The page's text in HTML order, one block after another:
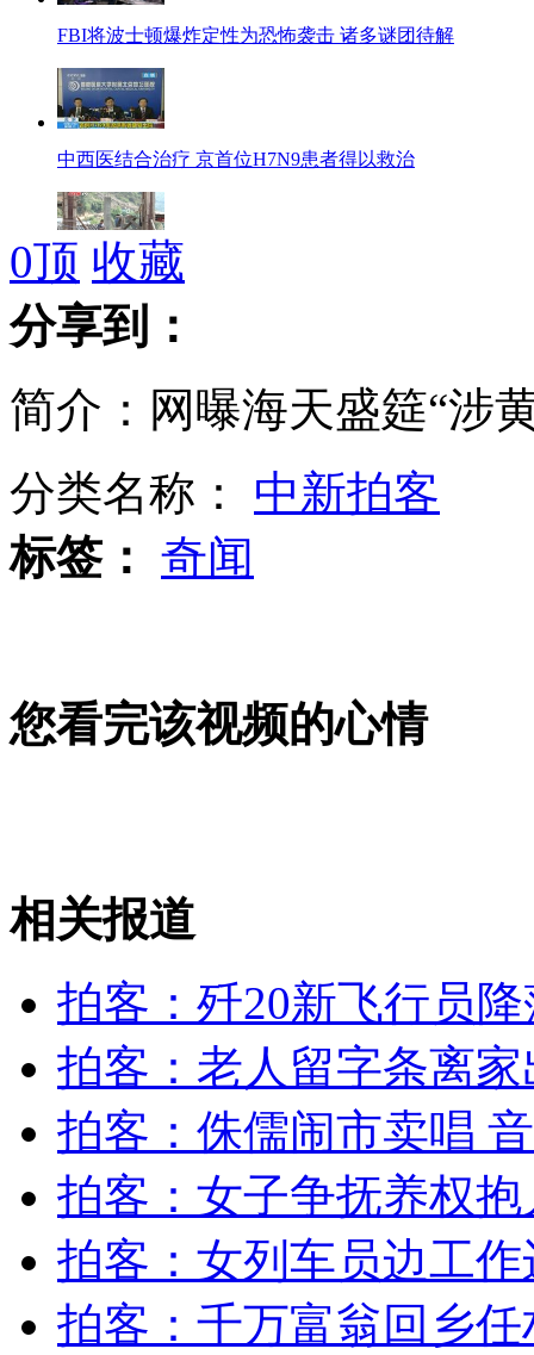
FBI将波士顿爆炸定性为恐怖袭击 诸多谜团待解
中西医结合治疗 京首位H7N9患者得以救治
云南大关“9.07”震区重建户居民将迁新居
京首例H7N9禽流感患者康复出院 不具有复发性
患禽流感女童出院手举奖状
外公冲入火海救双胞胎孙儿遇难
山西运城恶犬咬伤多人 警民合力深夜将其击毙
女孩北京地铁殴打老人 痛下狠手拳打脚踢
无痛分娩是否安全 医生回应
外交部：反对强权政治霸凌主义
0顶 收藏
分享到：
简介：网曝海天盛筵“涉
分类名称： 中新拍客
标签： 奇闻
您看完该视频的心情
相关报道
拍客：歼20新飞行员
拍客：老人留字条离
拍客：侏儒闹市卖唱
拍客：女子争抚养权
拍客：女列车员边工
拍客：千万富翁回乡